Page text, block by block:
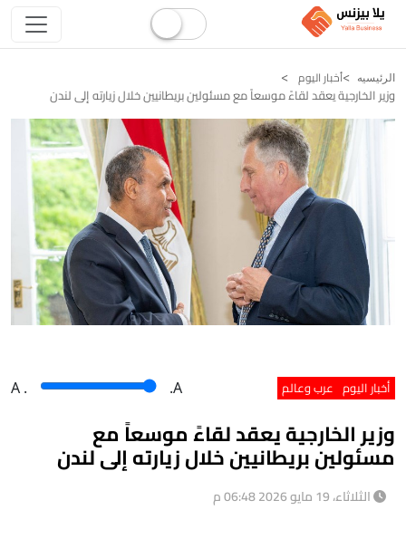
الرئيسيه أخبار اليوم
وزير الخارجية يعقد لقاءً موسعاً مع مسئولين بريطانيين خلال زيارته إلى لندن
أخبار اليوم عرب وعالم A . .A
وزير الخارجية يعقد لقاءً موسعاً مع
مسئولين بريطانيين خلال زيارته إلى لندن
الثلاثاء، 19 مايو 2026 06:48 م